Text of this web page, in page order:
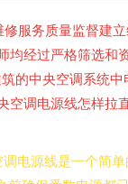
服务质量监督建
经过严格筛选和
的中央空调系统
空调电源线怎样拉
电源线是一个简